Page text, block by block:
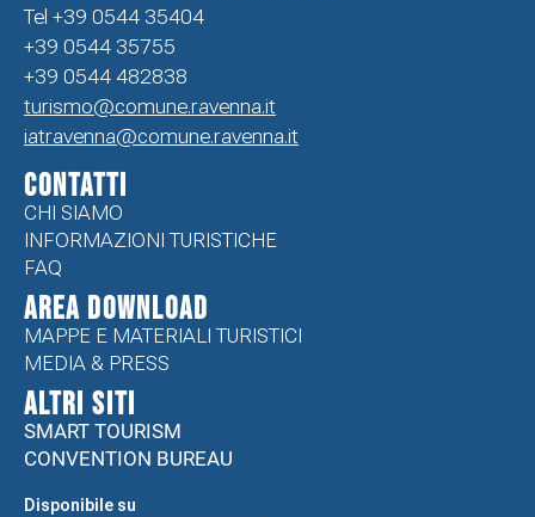
Tel +39 0544 35404
+39 0544 35755
+39 0544 482838
turismo@comune.ravenna.it
iatravenna@comune.ravenna.it
CONTATTI
CHI SIAMO
INFORMAZIONI TURISTICHE
FAQ
Area Download
MAPPE E MATERIALI TURISTICI
MEDIA & PRESS
ALTRI SITI
SMART TOURISM
CONVENTION BUREAU
Disponibile su